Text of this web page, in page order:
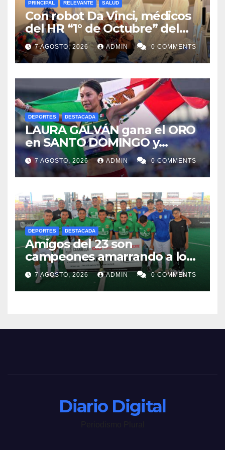
PRINCIPAL RELEVANTE SALUD
Con robot Da Vinci, médicos
del HR “1° de Octubre” del
ISSSTE retiran tumor renal a
paciente de 72 años
7 AGOSTO, 2026 ADMIN 0 COMMENTS
DEPORTES DESTACADA
LAURA GALVÁN gana el ORO
en SANTO DOMINGO y
dedica Medalla a sus padres
fallecidos
7 AGOSTO, 2026 ADMIN 0 COMMENTS
DEPORTES DESTACADA
Amigos del 23 son
campeones amarrando a los
“Perros Bravos”
7 AGOSTO, 2026 ADMIN 0 COMMENTS
Diario Digital